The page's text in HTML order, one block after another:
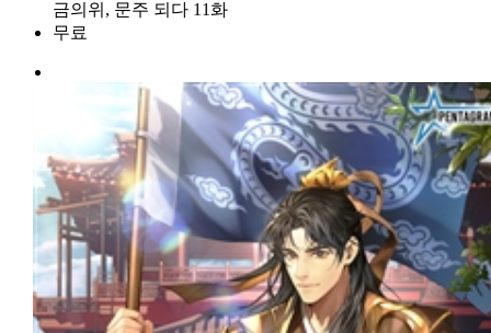
금의위, 문주 되다 11화
무료